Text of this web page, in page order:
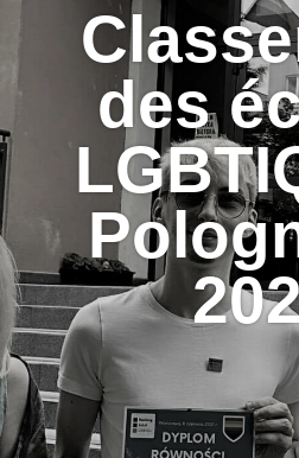
des